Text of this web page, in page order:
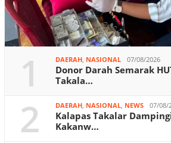
1 DAERAH NASIONAL 07/08/2026
Donor Darah Semarak
Takala…
2 DAERAH NASIONAL NEWS 07/08/
Kalapas Takalar
Kakanw…